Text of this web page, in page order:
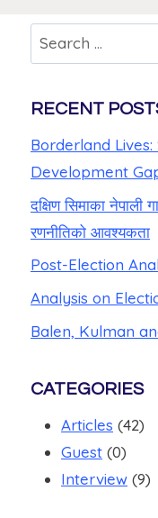
RECENT
Borderland Lives:
Development
दक्षिण सिमाका नेपाली
रणनीतिको आवश्यकता
Post-Election
Analysis on
Balen, Kulman
CATEGORIES
Articles (42)
Guest (0)
Interview (9)